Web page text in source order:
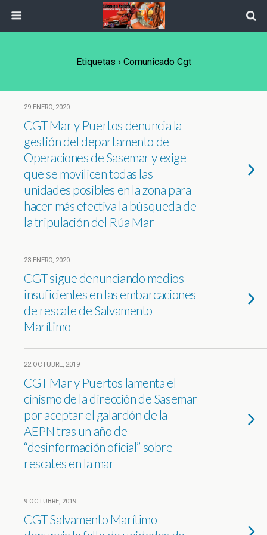
Etiquetas › Comunicado Cgt
29 ENERO, 2020
CGT Mar y Puertos denuncia la
gestión del departamento de
Operaciones de Sasemar y exige
que se movilicen todas las
unidades posibles en la zona para
hacer más efectiva la búsqueda de
la tripulación del Rúa Mar
23 ENERO, 2020
CGT sigue denunciando medios
insuficientes en las embarcaciones
de rescate de Salvamento
Marítimo
22 OCTUBRE, 2019
CGT Mar y Puertos lamenta el
cinismo de la dirección de Sasemar
por aceptar el galardón de la
AEPN tras un año de
“desinformación oficial” sobre
rescates en la mar
9 OCTUBRE, 2019
CGT Salvamento Marítimo